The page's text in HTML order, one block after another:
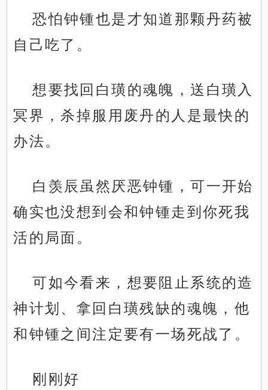
恐怕钟锺也是才知道那颗丹药被
自己吃了。
想要找回白璜的魂魄，送白璜入
冥界，杀掉服用废丹的人是最快的
办法。
白羡辰虽然厌恶钟锺，可一开始
确实也没想到会和钟锺走到你死我
活的局面。
可如今看来，想要阻止系统的造
神计划、拿回白璜残缺的魂魄，他
和钟锺之间注定要有一场死战了。
刚刚好